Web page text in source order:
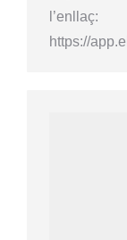
l’enllaç:
https://